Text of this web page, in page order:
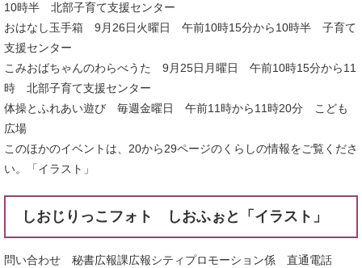
10時半 北部子育て支援センター
おはなし玉手箱 9月26日火曜日 午前10時15分から10時半 子育て
支援センター
こみおばちゃんのわらべうた 9月25日月曜日 午前10時15分から11
時 北部子育て支援センター
体操とふれあい遊び 毎週金曜日 午前11時から11時20分 こども
広場
このほかのイベントは、20から29ページのくらしの情報をご覧くださ
い。「イラスト」
しおじりっこフォト しおふぉと「イラスト」
問い合わせ 秘書広報課広報シティプロモーション係 直通電話